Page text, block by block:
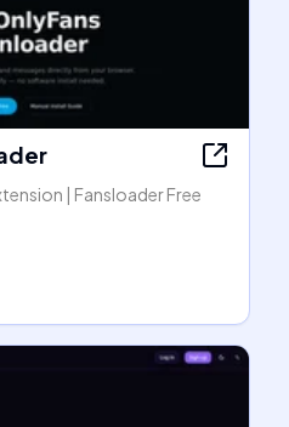
| Fansloader Free